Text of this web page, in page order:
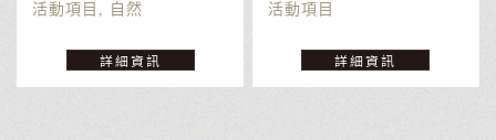
活動項目, 自然
詳細資訊
活動項目
詳細資訊